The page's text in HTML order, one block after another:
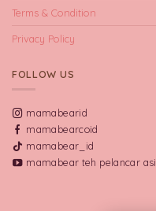
Terms & Condition
Privacy Policy
FOLLOW US
mamabearid
mamabearcoid
mamabear_id
mamabear teh pelancar asi